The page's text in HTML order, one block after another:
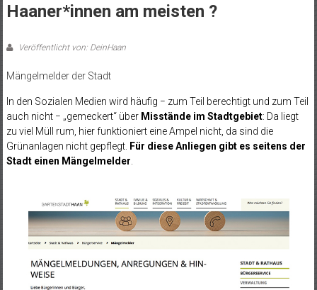
Haaner*innen am meisten ?
Veröffentlicht von: DeinHaan
Mängelmelder der Stadt
In den Sozialen Medien wird häufig − zum Teil berechtigt und zum Teil
auch nicht − „gemeckert“ über Misstände im Stadtgebiet: Da liegt
zu viel Müll rum, hier funktioniert eine Ampel nicht, da sind die
Grünanlagen nicht gepflegt. Für diese Anliegen gibt es seitens der
Stadt einen Mängelmelder